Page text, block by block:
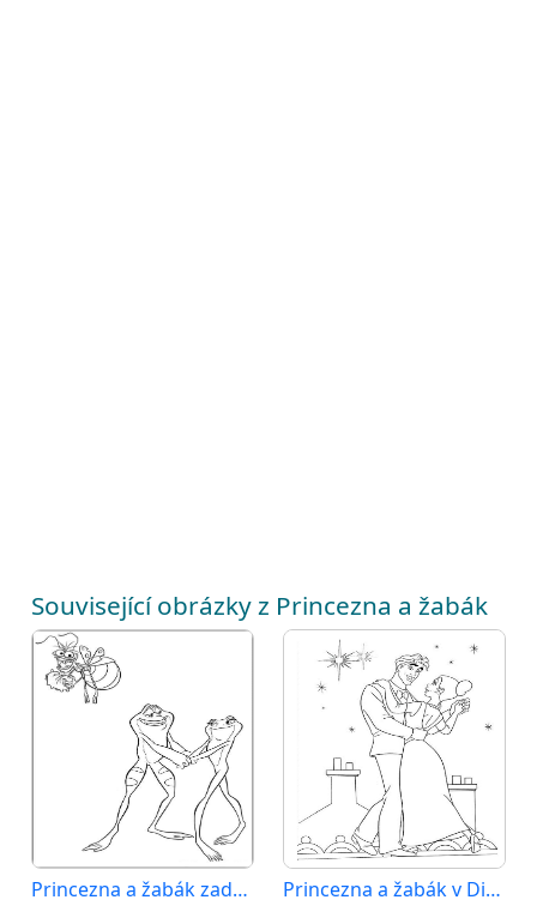
Související obrázky z Princezna a žabák
Princezna a žabák zadarmo Princezna a žabák v Disney stylu